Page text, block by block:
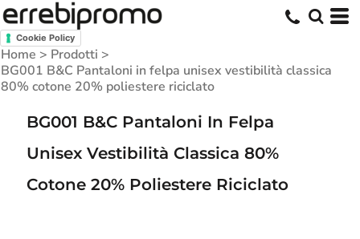
Cookie Policy
Home > Prodotti >
BG001 B&C Pantaloni in felpa unisex vestibilità classica
80% cotone 20% poliestere riciclato
BG001 B&C Pantaloni In Felpa
Unisex Vestibilità Classica 80%
Cotone 20% Poliestere Riciclato